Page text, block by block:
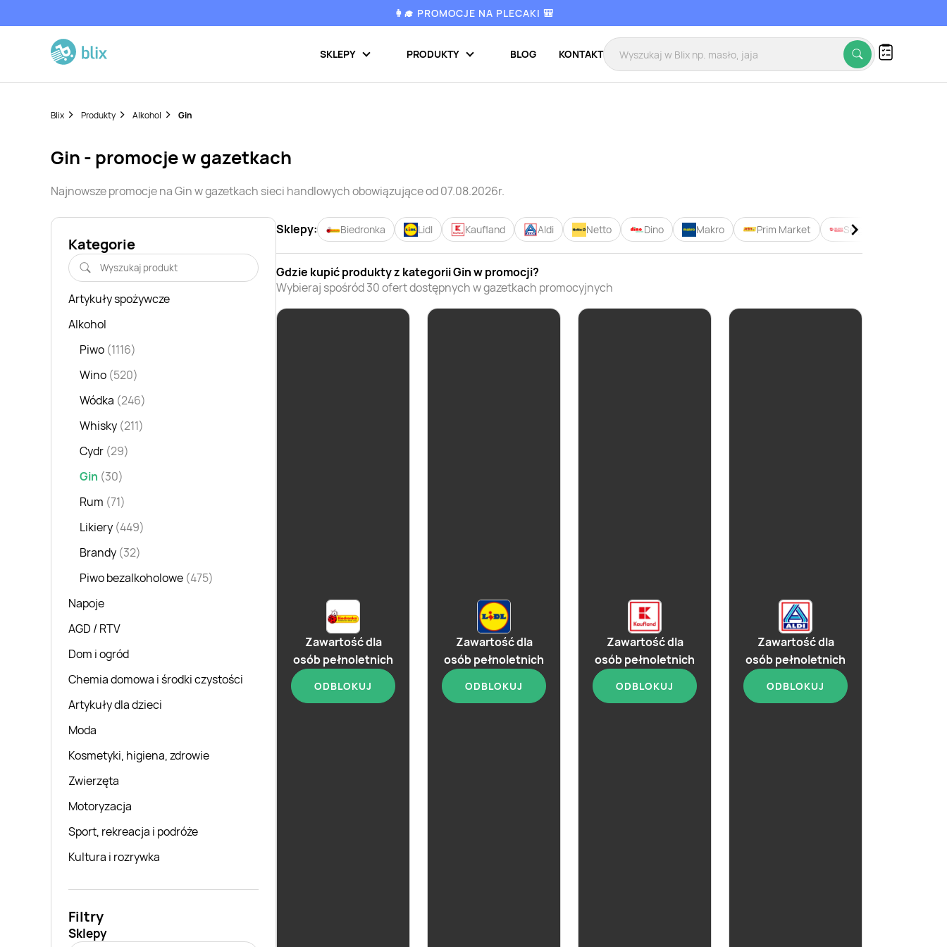
👩‍🎓 PROMOCJE NA PLECAKI 🎒
SKLEPY PRODUKTY BLOG KONTAKT
Blix Produkty Alkohol Gin
Gin - promocje w gazetkach
Najnowsze promocje naGinw gazetkach sieci handlowychobowiązujące od 07.08.2026r.
Kategorie
Artykuły spożywcze
Alkohol
Piwo (1116)
Wino (520)
Wódka (246)
Whisky (211)
Cydr (29)
Gin (30)
Rum (71)
Likiery (449)
Brandy (32)
Piwo bezalkoholowe (475)
Napoje
AGD / RTV
Dom i ogród
Chemia domowa i środki czystości
Artykuły dla dzieci
Moda
Kosmetyki, higiena, zdrowie
Zwierzęta
Motoryzacja
Sport, rekreacja i podróże
Kultura i rozrywka
Filtry
Sklepy
Sklepy: Biedronka Lidl Kaufland Aldi Netto Dino Makro Prim Market Selgros
Gdzie kupićprodukty z kategoriiGinw promocji?
Wybieraj spośród30ofert dostępnych w gazetkach promocyjnych
Zawartość dla
osób pełnoletnich
ODBLOKUJ
Zawartość dla
osób pełnoletnich
ODBLOKUJ
Zawartość dla
osób pełnoletnich
ODBLOKUJ
Zawartość dla
osób pełnoletnich
ODBLOKUJ